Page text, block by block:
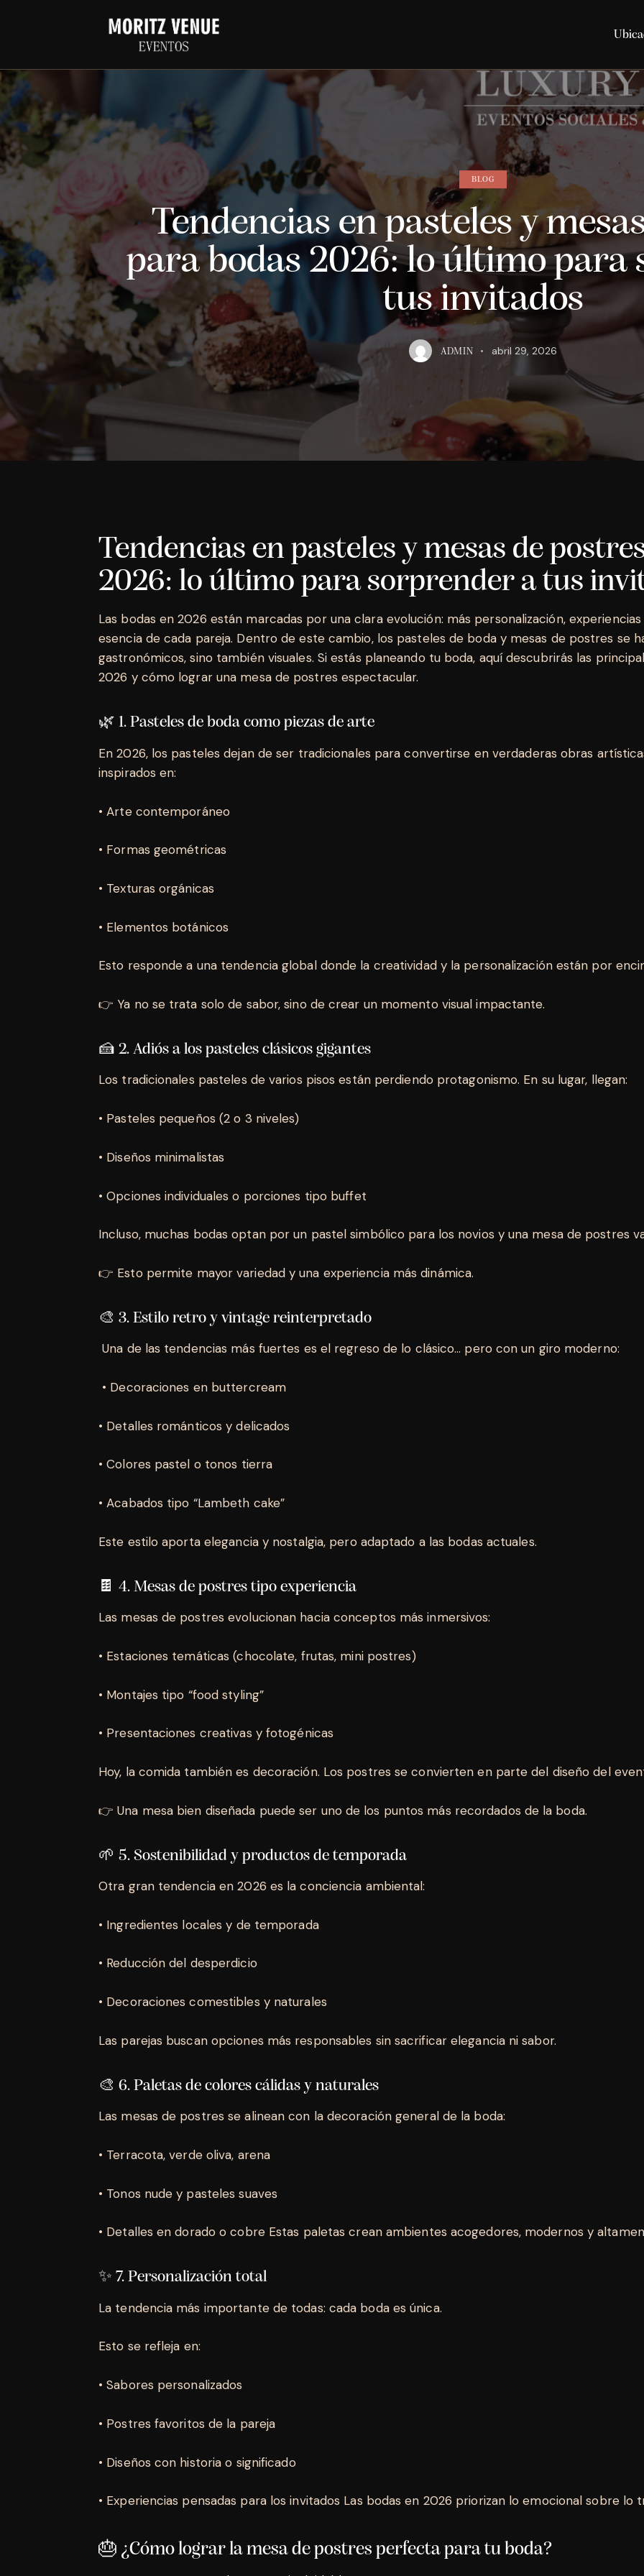
BLOG
Tendencias en pasteles y
para bodas 2026: lo último para
tus invitados
ADMIN abril 29, 2026
Tendencias en pasteles y mesas de
2026: lo último para sorprender a tus
Las bodas en 2026 están marcadas por una clara evolución: más personalización,
esencia de cada pareja. Dentro de este cambio, los pasteles de boda y mesas de postres se
gastronómicos, sino también visuales. Si estás planeando tu boda, aquí descubrirás las
2026 y cómo lograr una mesa de postres espectacular.
🌿 1. Pasteles de boda como piezas de arte
En 2026, los pasteles dejan de ser tradicionales para convertirse en verdaderas obras
inspirados en:
• Arte contemporáneo
• Formas geométricas
• Texturas orgánicas
• Elementos botánicos
Esto responde a una tendencia global donde la creatividad y la personalización están por
👉 Ya no se trata solo de sabor, sino de crear un momento visual impactante.
🍰 2. Adiós a los pasteles clásicos gigantes
Los tradicionales pasteles de varios pisos están perdiendo protagonismo. En su lugar, llegan:
• Pasteles pequeños (2 o 3 niveles)
• Diseños minimalistas
• Opciones individuales o porciones tipo buffet
Incluso, muchas bodas optan por un pastel simbólico para los novios y una mesa de postres
👉 Esto permite mayor variedad y una experiencia más dinámica.
🎨 3. Estilo retro y vintage reinterpretado
Una de las tendencias más fuertes es el regreso de lo clásico… pero con un giro moderno:
• Decoraciones en buttercream
• Detalles románticos y delicados
• Colores pastel o tonos tierra
• Acabados tipo “Lambeth cake”
Este estilo aporta elegancia y nostalgia, pero adaptado a las bodas actuales.
🍫 4. Mesas de postres tipo experiencia
Las mesas de postres evolucionan hacia conceptos más inmersivos:
• Estaciones temáticas (chocolate, frutas, mini postres)
• Montajes tipo “food styling”
• Presentaciones creativas y fotogénicas
Hoy, la comida también es decoración. Los postres se convierten en parte del diseño del
👉 Una mesa bien diseñada puede ser uno de los puntos más recordados de la boda.
🌱 5. Sostenibilidad y productos de temporada
Otra gran tendencia en 2026 es la conciencia ambiental:
• Ingredientes locales y de temporada
• Reducción del desperdicio
• Decoraciones comestibles y naturales
Las parejas buscan opciones más responsables sin sacrificar elegancia ni sabor.
🎨 6. Paletas de colores cálidas y naturales
Las mesas de postres se alinean con la decoración general de la boda:
• Terracota, verde oliva, arena
• Tonos nude y pasteles suaves
• Detalles en dorado o cobre Estas paletas crean ambientes acogedores, modernos y
✨ 7. Personalización total
La tendencia más importante de todas: cada boda es única.
Esto se refleja en:
• Sabores personalizados
• Postres favoritos de la pareja
• Diseños con historia o significado
• Experiencias pensadas para los invitados Las bodas en 2026 priorizan lo emocional sobre lo
🎂 ¿Cómo lograr la mesa de postres perfecta para tu boda?